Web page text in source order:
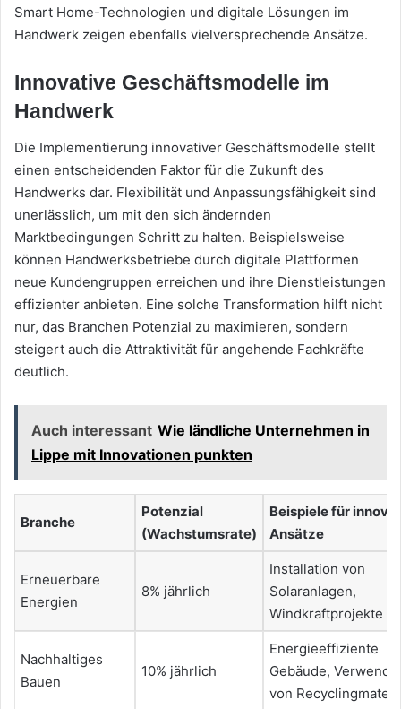
Smart Home-Technologien und digitale Lösungen im
Handwerk zeigen ebenfalls vielversprechende Ansätze.
Innovative Geschäftsmodelle im
Handwerk
Die Implementierung innovativer Geschäftsmodelle stellt
einen entscheidenden Faktor für die Zukunft des
Handwerks dar. Flexibilität und Anpassungsfähigkeit sind
unerlässlich, um mit den sich ändernden
Marktbedingungen Schritt zu halten. Beispielsweise
können Handwerksbetriebe durch digitale Plattformen
neue Kundengruppen erreichen und ihre Dienstleistungen
effizienter anbieten. Eine solche Transformation hilft nicht
nur, das Branchen Potenzial zu maximieren, sondern
steigert auch die Attraktivität für angehende Fachkräfte
deutlich.
Auch interessant Wie ländliche Unternehmen in
Lippe mit Innovationen punkten
Branche
Potenzial
(Wachstumsrate)
Beispiele für
Ansätze
Erneuerbare
Energien
8% jährlich
Installation von
Solaranlagen,
Windkraftprojekte
Nachhaltiges
Bauen
10% jährlich
Energieeffiziente
Gebäude,
von